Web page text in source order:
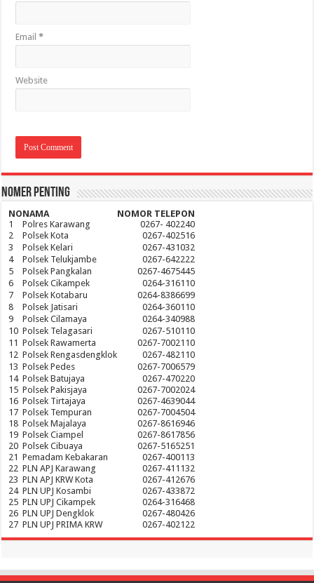
Email*
Website
Nomer Penting
NONAMA
NOMOR TELEPON
1
Polres Karawang
0267- 402240
2
Polsek Kota
0267-402516
3
Polsek Kelari
0267-431032
4
Polsek Telukjambe
0267-642222
5
Polsek Pangkalan
0267-4675445
6
Polsek Cikampek
0264-316110
7
Polsek Kotabaru
0264-8386699
8
Polsek Jatisari
0264-360110
9
Polsek Cilamaya
0264-340988
10 Polsek Telagasari
0267-510110
11 Polsek Rawamerta
0267-7002110
12 Polsek Rengasdengklok
0267-482110
13 Polsek Pedes
0267-7006579
14 Polsek Batujaya
0267-470220
15 Polsek Pakisjaya
0267-7002024
16 Polsek Tirtajaya
0267-4639044
17 Polsek Tempuran
0267-7004504
18 Polsek Majalaya
0267-8616946
19 Polsek Ciampel
0267-8617856
20 Polsek Cibuaya
0267-5165251
21 Pemadam Kebakaran
0267-400113
22 PLN APJ Karawang
0267-411132
23 PLN APJ KRW Kota
0267-412676
24 PLN UPJ Kosambi
0267-433872
25 PLN UPJ Cikampek
0264-316468
26 PLN UPJ Dengklok
0267-480426
27 PLN UPJ PRIMA KRW 0267-402122